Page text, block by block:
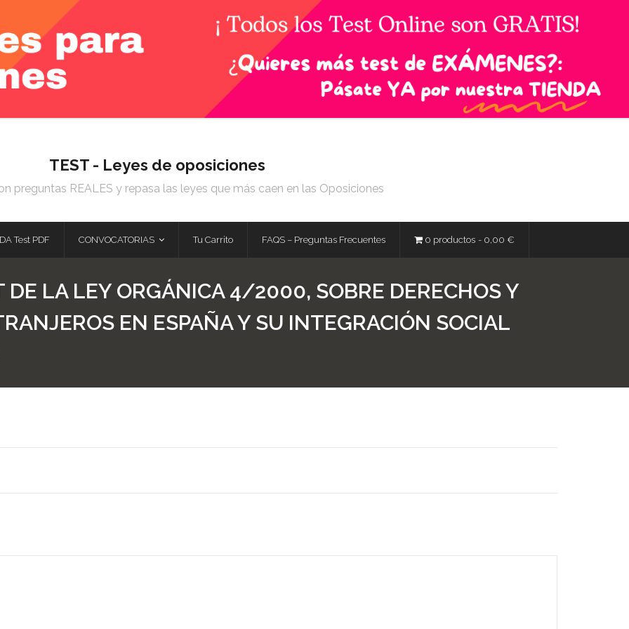
TEST - Leyes de oposiciones
preguntas REALES y repasa las leyes que más caen en las Oposiciones
Test PDF CONVOCATORIAS Tu Carrito FAQS – Preguntas Frecuentes 0 productos 0,00 €
DE LA LEY ORGÁNICA 4/2000, SOBRE DERECHOS Y
EN ESPAÑA Y SU INTEGRACIÓN SOCIAL